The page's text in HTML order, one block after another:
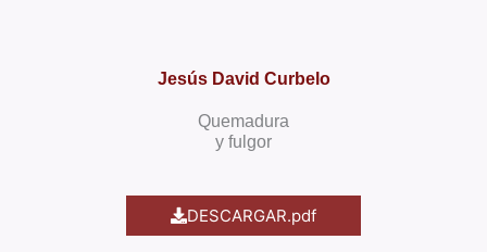
Jesús David Curbelo
Quemadura
y fulgor
DESCARGAR.pdf